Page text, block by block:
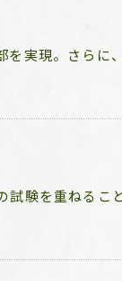
実現。さらに
験を重ねるこ